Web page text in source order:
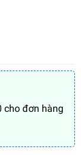
cho đơn hàng